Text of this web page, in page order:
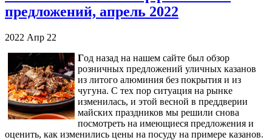
предложений, апрель 2022
2022 Апр 22
Год назад на нашем сайте был обзор
розничных предложений уличных казанов
из литого алюминия без покрытия и из
чугуна. С тех пор ситуация на рынке
изменилась, и этой весной в преддверии
майских праздников мы решили снова
посмотреть на имеющиеся предложения и
оценить, как изменились цены на посуду на примере казанов.